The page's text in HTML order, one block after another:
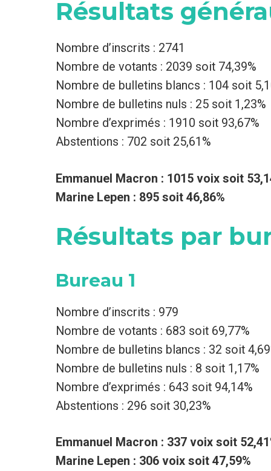
Résultats
Nombre d’inscrits : 2741
Nombre de votants : 2039 soit 74,39%
Nombre de bulletins blancs : 104 soit
Nombre de bulletins nuls : 25 soit 1,23%
Nombre d’exprimés : 1910 soit 93,67%
Abstentions : 702 soit 25,61%
Emmanuel Macron : 1015 voix soit
Marine Lepen : 895 soit 46,86%
Résultats par
Bureau 1
Nombre d’inscrits : 979
Nombre de votants : 683 soit 69,77%
Nombre de bulletins blancs : 32 soit
Nombre de bulletins nuls : 8 soit 1,17%
Nombre d’exprimés : 643 soit 94,14%
Abstentions : 296 soit 30,23%
Emmanuel Macron : 337 voix soit
Marine Lepen : 306 voix soit 47,59%